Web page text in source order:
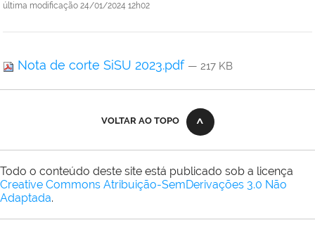
última modificação 24/01/2024 12h02
Nota de corte SiSU 2023.pdf — 217 KB
VOLTAR AO TOPO
Todo o conteúdo deste site está publicado sob a licença
Creative Commons Atribuição-SemDerivações 3.0 Não
Adaptada.